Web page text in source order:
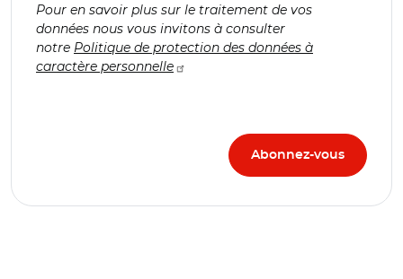
Pour en savoir plus sur le traitement de vos
données nous vous invitons à consulter
notre Politique de protection des données à
caractère personnelle